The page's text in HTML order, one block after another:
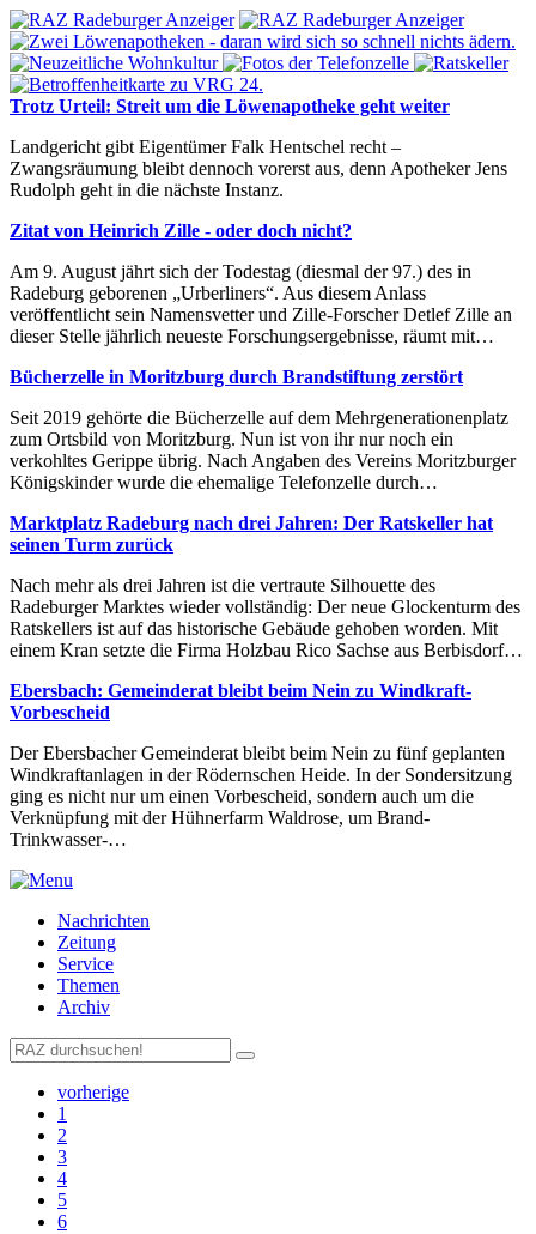
Trotz Urteil: Streit um die Löwenapotheke geht weiter
Landgericht gibt Eigentümer Falk Hentschel recht –
Zwangsräumung bleibt dennoch vorerst aus, denn Apotheker Jens
Rudolph geht in die nächste Instanz.
Zitat von Heinrich Zille - oder doch nicht?
Am 9. August jährt sich der Todestag (diesmal der 97.) des in
Radeburg geborenen „Urberliners“. Aus diesem Anlass
veröffentlicht sein Namensvetter und Zille-Forscher Detlef Zille an
dieser Stelle jährlich neueste Forschungsergebnisse, räumt mit…
Bücherzelle in Moritzburg durch Brandstiftung zerstört
Seit 2019 gehörte die Bücherzelle auf dem Mehrgenerationenplatz
zum Ortsbild von Moritzburg. Nun ist von ihr nur noch ein
verkohltes Gerippe übrig. Nach Angaben des Vereins Moritzburger
Königskinder wurde die ehemalige Telefonzelle durch…
Marktplatz Radeburg nach drei Jahren: Der Ratskeller hat
seinen Turm zurück
Nach mehr als drei Jahren ist die vertraute Silhouette des
Radeburger Marktes wieder vollständig: Der neue Glockenturm des
Ratskellers ist auf das historische Gebäude gehoben worden. Mit
einem Kran setzte die Firma Holzbau Rico Sachse aus Berbisdorf…
Ebersbach: Gemeinderat bleibt beim Nein zu Windkraft-
Vorbescheid
Der Ebersbacher Gemeinderat bleibt beim Nein zu fünf geplanten
Windkraftanlagen in der Rödernschen Heide. In der Sondersitzung
ging es nicht nur um einen Vorbescheid, sondern auch um die
Verknüpfung mit der Hühnerfarm Waldrose, um Brand-
Trinkwasser-…
Nachrichten
Zeitung
Service
Themen
Archiv
vorherige
1
2
3
4
5
6